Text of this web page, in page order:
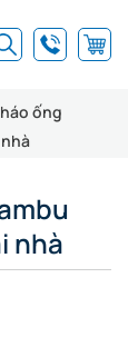
ống
nhà